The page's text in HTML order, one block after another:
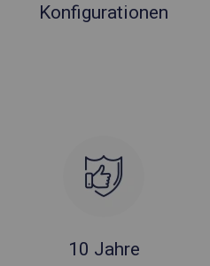
Konfigurationen
10 Jahre